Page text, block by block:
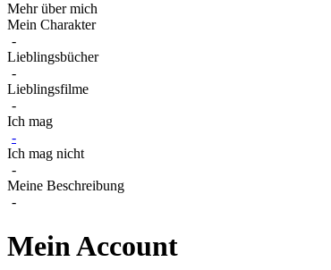
Mehr über mich
Mein Charakter
-
Lieblingsbücher
-
Lieblingsfilme
-
Ich mag
-
Ich mag nicht
-
Meine Beschreibung
-
Mein Account